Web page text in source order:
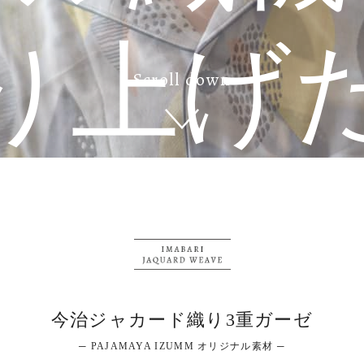
上げ
技
Scroll down
今治ジャカード織り3重ガーゼ
─ PAJAMAYA IZUMM オリジナル素材 ─